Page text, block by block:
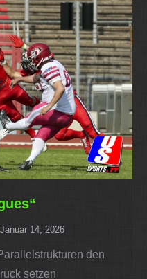
Januar 14, 2026
den
setzen